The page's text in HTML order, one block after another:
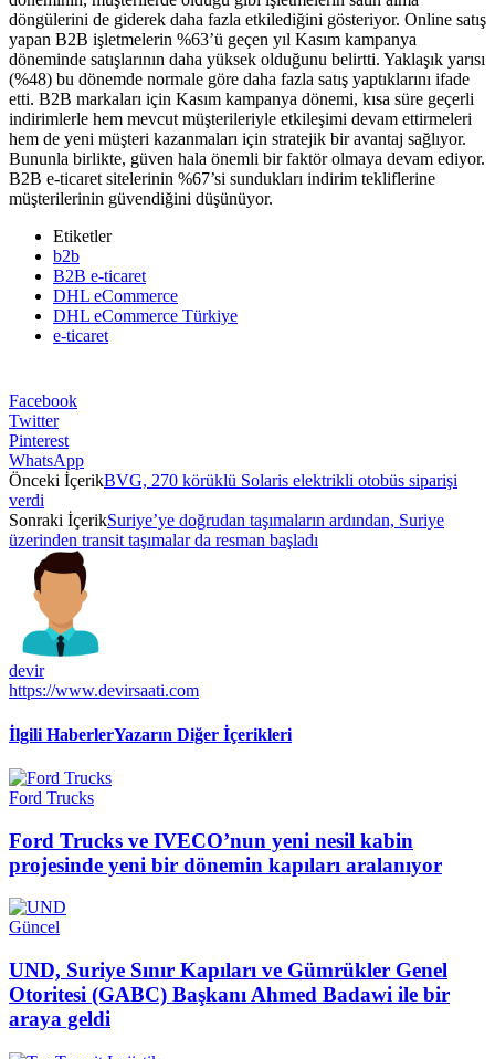
döngülerini de giderek daha fazla etkilediğini gösteriyor. Online satış
yapan B2B işletmelerin %63’ü geçen yıl Kasım kampanya
döneminde satışlarının daha yüksek olduğunu belirtti. Yaklaşık yarısı
(%48) bu dönemde normale göre daha fazla satış yaptıklarını ifade
etti. B2B markaları için Kasım kampanya dönemi, kısa süre geçerli
indirimlerle hem mevcut müşterileriyle etkileşimi devam ettirmeleri
hem de yeni müşteri kazanmaları için stratejik bir avantaj sağlıyor.
Bununla birlikte, güven hala önemli bir faktör olmaya devam ediyor.
B2B e-ticaret sitelerinin %67’si sundukları indirim tekliflerine
müşterilerinin güvendiğini düşünüyor.
Etiketler
b2b
B2B e-ticaret
DHL eCommerce
DHL eCommerce Türkiye
e-ticaret
Facebook
Twitter
Pinterest
WhatsApp
Önceki İçerikBVG, 270 körüklü Solaris elektrikli otobüs siparişi
verdi
Sonraki İçerikSuriye’ye doğrudan taşımaların ardından, Suriye
üzerinden transit taşımalar da resman başladı
devir
https://www.devirsaati.com
İlgili HaberlerYazarın Diğer İçerikleri
Ford Trucks
Ford Trucks ve IVECO’nun yeni nesil kabin
projesinde yeni bir dönemin kapıları aralanıyor
Güncel
UND, Suriye Sınır Kapıları ve Gümrükler Genel
Otoritesi (GABC) Başkanı Ahmed Badawi ile bir
araya geldi